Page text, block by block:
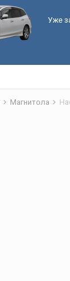
Уже
Магнитола